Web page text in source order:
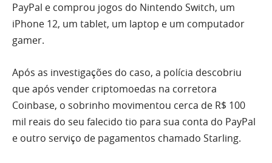
PayPal e comprou jogos do Nintendo Switch, um
iPhone 12, um tablet, um laptop e um computador
gamer.
Após as investigações do caso, a polícia descobriu
que após vender criptomoedas na corretora
Coinbase, o sobrinho movimentou cerca de R$ 100
mil reais do seu falecido tio para sua conta do PayPal
e outro serviço de pagamentos chamado Starling.